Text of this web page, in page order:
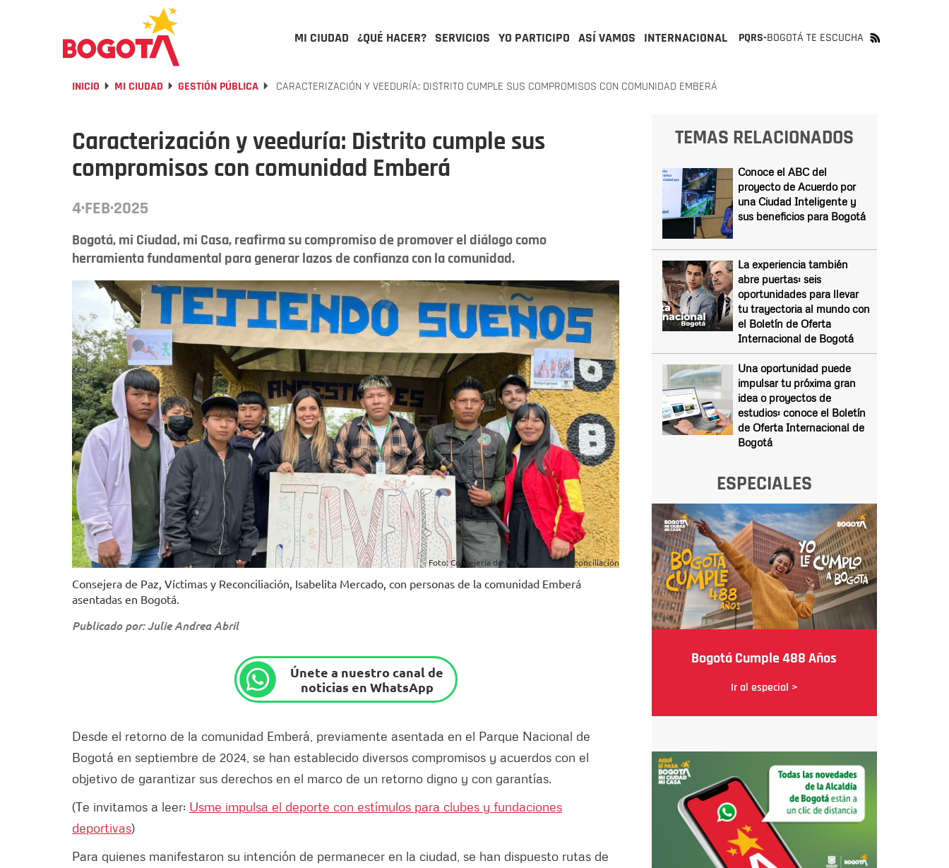
MI CIUDAD ¿QUÉ HACER? SERVICIOS YO PARTICIPO ASÍ VAMOS INTERNACIONAL PQRS-BOGOTÁ TE ESCUCHA
INICIO MI CIUDAD GESTIÓN PÚBLICA CARACTERIZACIÓN Y VEEDURÍA: DISTRITO CUMPLE SUS COMPROMISOS CON COMUNIDAD EMBERÁ
Caracterización y veeduría: Distrito cumple sus
compromisos con comunidad Emberá
4·FEB·2025
Bogotá, mi Ciudad, mi Casa, reafirma su compromiso de promover el diálogo como
herramienta fundamental para generar lazos de confianza con la comunidad.
Foto: Consejería de Paz, Víctimas y Reconciliación
Consejera de Paz, Víctimas y Reconciliación, Isabelita Mercado, con personas de la comunidad Emberá
asentadas en Bogotá.
Publicado por: Julie Andrea Abril
Únete a nuestro canal de
noticias en WhatsApp
Desde el retorno de la comunidad Emberá, previamente asentada en el Parque Nacional de
Bogotá en septiembre de 2024, se han establecido diversos compromisos y acuerdos con el
objetivo de garantizar sus derechos en el marco de un retorno digno y con garantías.
(Te invitamos a leer: Usme impulsa el deporte con estímulos para clubes y fundaciones
deportivas)
Para quienes manifestaron su intención de permanecer en la ciudad, se han dispuesto rutas de
TEMAS RELACIONADOS
Conoce el ABC del
proyecto de Acuerdo por
una Ciudad Inteligente y
sus beneficios para Bogotá
La experiencia también
abre puertas: seis
oportunidades para llevar
tu trayectoria al mundo con
el Boletín de Oferta
Internacional de Bogotá
Una oportunidad puede
impulsar tu próxima gran
idea o proyectos de
estudios: conoce el Boletín
de Oferta Internacional de
Bogotá
ESPECIALES
Bogotá Cumple 488 Años
Ir al especial >